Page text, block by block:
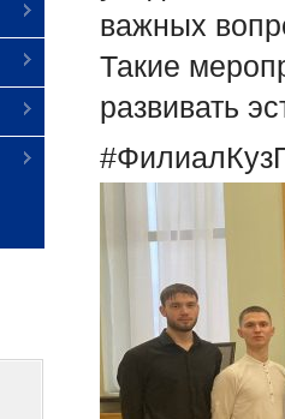
важных
Такие
развивать